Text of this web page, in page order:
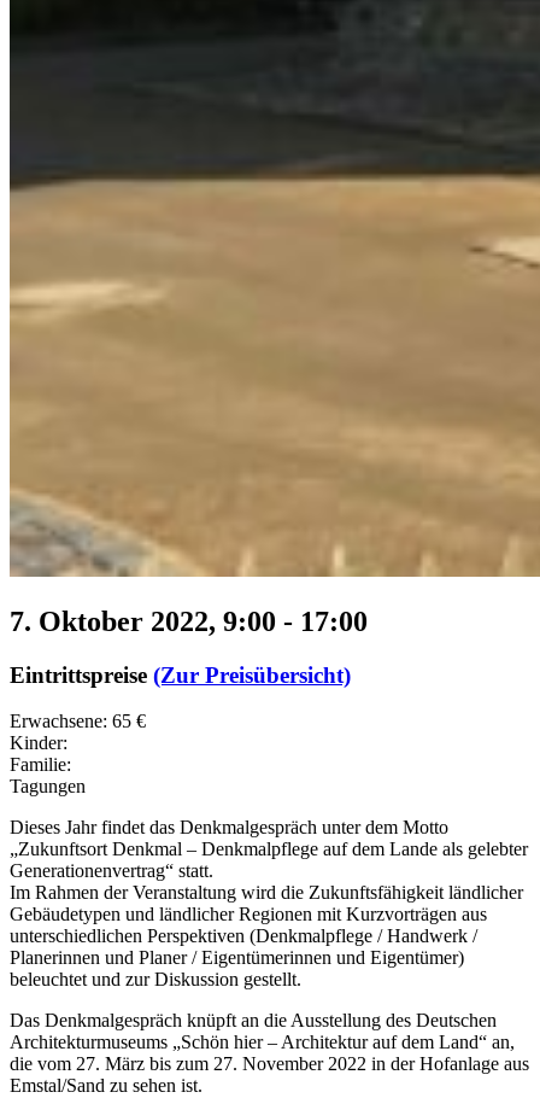
7. Oktober 2022, 9:00 - 17:00
Eintrittspreise (Zur Preisübersicht)
Erwachsene: 65 €
Kinder:
Familie:
Tagungen
Dieses Jahr findet das Denkmalgespräch unter dem Motto
„Zukunftsort Denkmal – Denkmalpflege auf dem Lande als gelebter
Generationenvertrag“ statt.
Im Rahmen der Veranstaltung wird die Zukunftsfähigkeit ländlicher
Gebäudetypen und ländlicher Regionen mit Kurzvorträgen aus
unterschiedlichen Perspektiven (Denkmalpflege / Handwerk /
Planerinnen und Planer / Eigentümerinnen und Eigentümer)
beleuchtet und zur Diskussion gestellt.
Das Denkmalgespräch knüpft an die Ausstellung des Deutschen
Architekturmuseums „Schön hier – Architektur auf dem Land“ an,
die vom 27. März bis zum 27. November 2022 in der Hofanlage aus
Emstal/Sand zu sehen ist.